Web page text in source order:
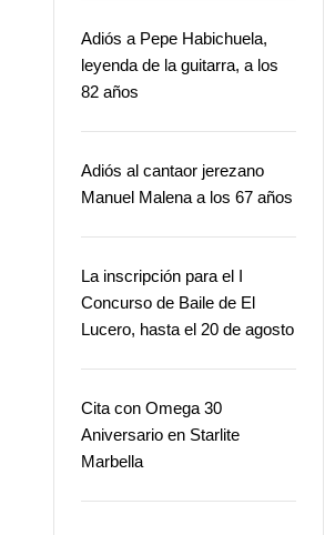
Adiós a Pepe Habichuela,
leyenda de la guitarra, a los
82 años
Adiós al cantaor jerezano
Manuel Malena a los 67 años
La inscripción para el I
Concurso de Baile de El
Lucero, hasta el 20 de agosto
Cita con Omega 30
Aniversario en Starlite
Marbella